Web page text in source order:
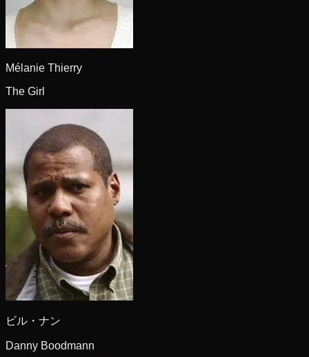
Mélanie Thierry
The Girl
ビル・ナン
Danny Boodmann